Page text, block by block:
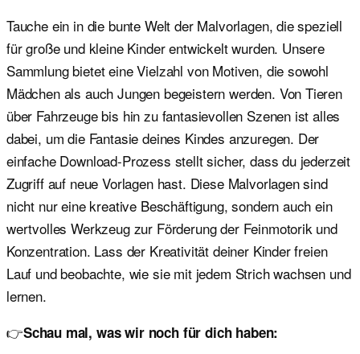
Tauche ein in die bunte Welt der Malvorlagen, die speziell
für große und kleine Kinder entwickelt wurden. Unsere
Sammlung bietet eine Vielzahl von Motiven, die sowohl
Mädchen als auch Jungen begeistern werden. Von Tieren
über Fahrzeuge bis hin zu fantasievollen Szenen ist alles
dabei, um die Fantasie deines Kindes anzuregen. Der
einfache Download-Prozess stellt sicher, dass du jederzeit
Zugriff auf neue Vorlagen hast. Diese Malvorlagen sind
nicht nur eine kreative Beschäftigung, sondern auch ein
wertvolles Werkzeug zur Förderung der Feinmotorik und
Konzentration. Lass der Kreativität deiner Kinder freien
Lauf und beobachte, wie sie mit jedem Strich wachsen und
lernen.
👉Schau mal, was wir noch für dich haben: